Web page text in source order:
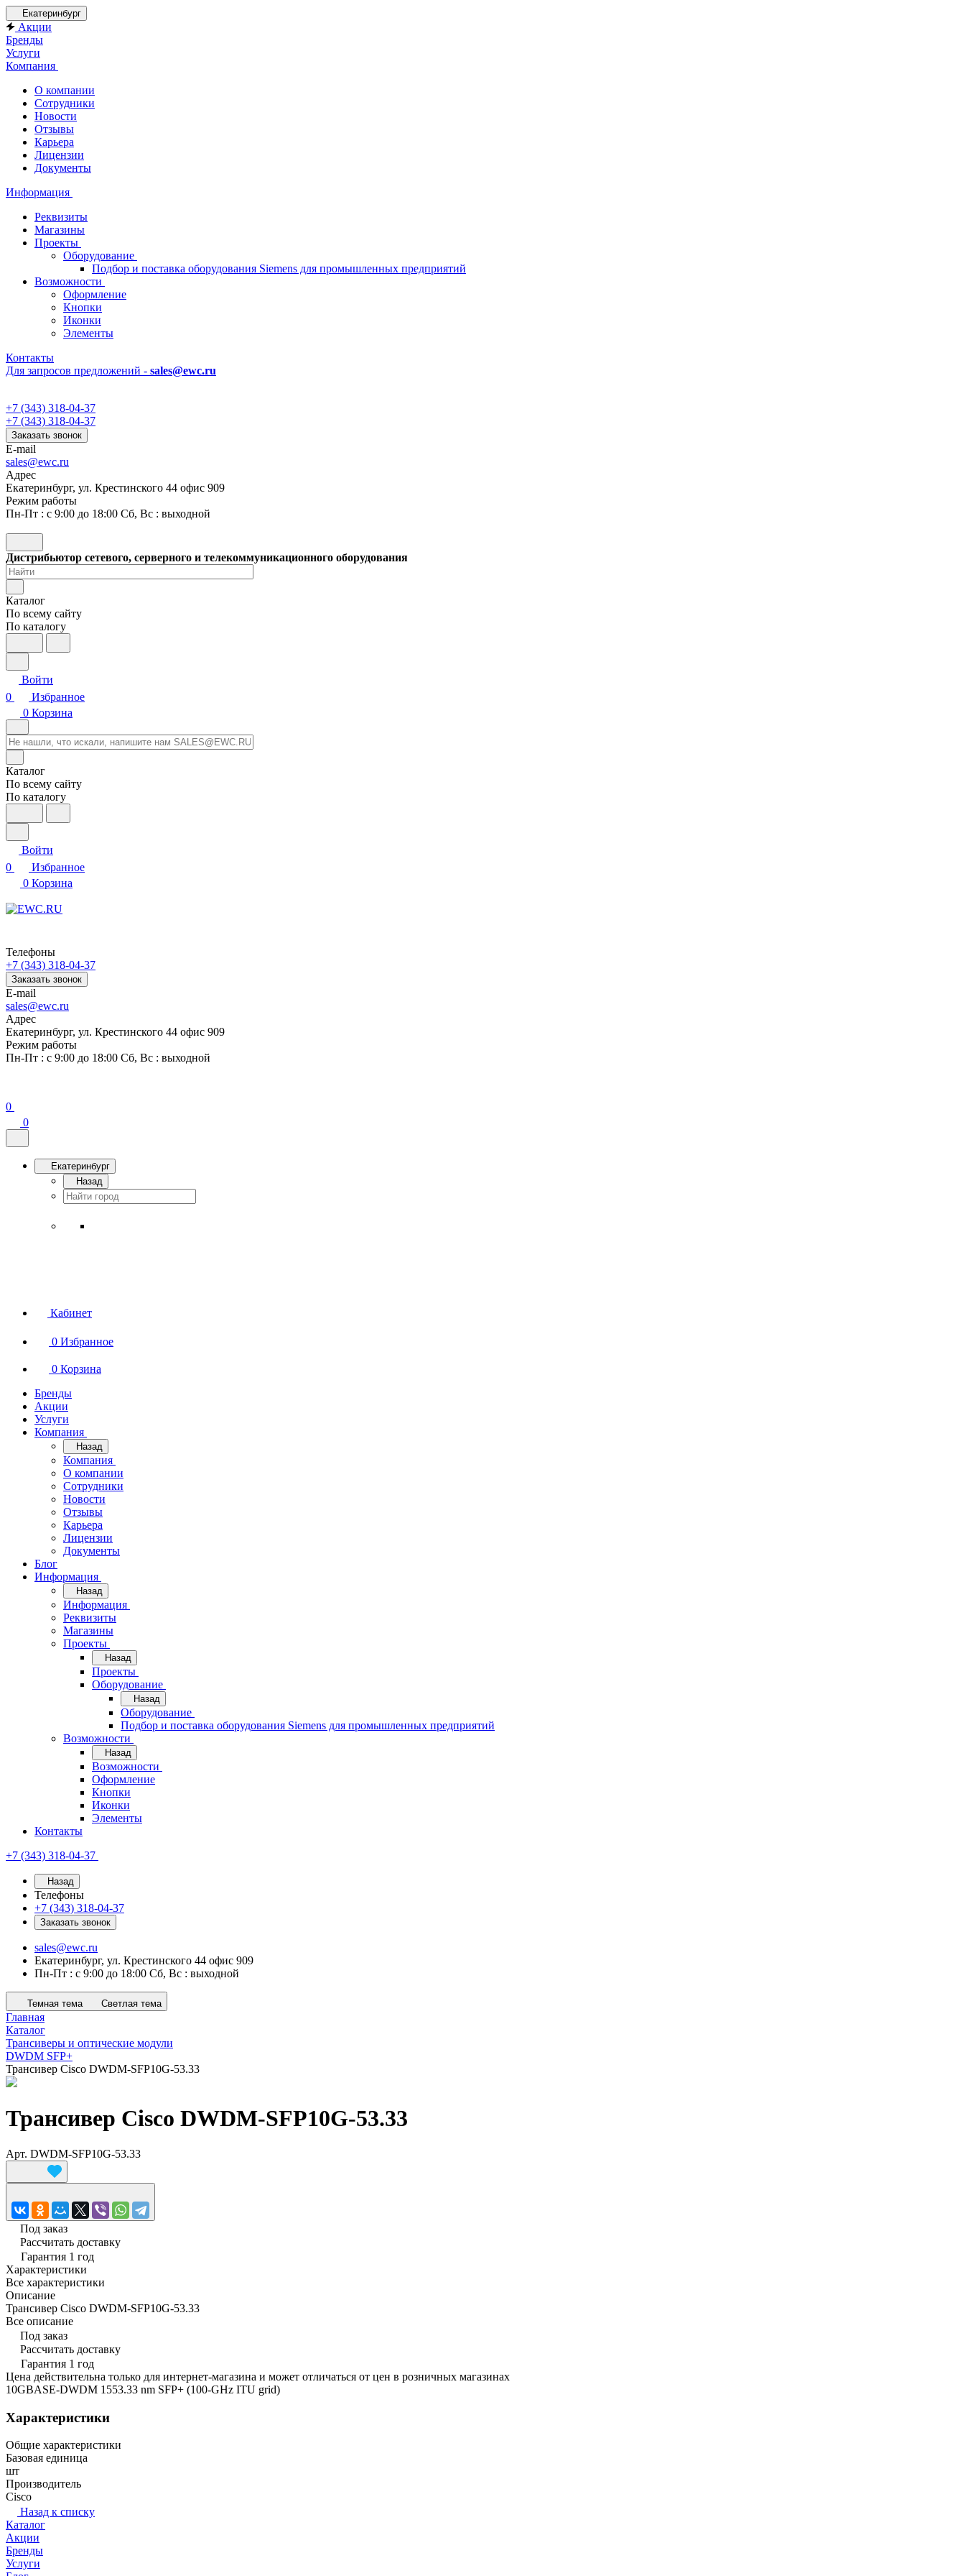
Екатеринбург
Акции
Бренды
Услуги
Компания
О компании
Сотрудники
Новости
Отзывы
Карьера
Лицензии
Документы
Информация
Реквизиты
Магазины
Проекты
Оборудование
Подбор и поставка оборудования Siemens для промышленных предприятий
Возможности
Оформление
Кнопки
Иконки
Элементы
Контакты
Для запросов предложений - sales@ewc.ru
+7 (343) 318-04-37
+7 (343) 318-04-37
Заказать звонок
E-mail
sales@ewc.ru
Адрес
Екатеринбург, ул. Крестинского 44 офис 909
Режим работы
Пн-Пт : с 9:00 до 18:00 Сб, Вс : выходной
Дистрибьютор сетевого, серверного и телекоммуникационного оборудования
Каталог
По всему сайту
По каталогу
Войти
0
Избранное
0 Корзина
Каталог
По всему сайту
По каталогу
Войти
0
Избранное
0 Корзина
Телефоны
+7 (343) 318-04-37
Заказать звонок
E-mail
sales@ewc.ru
Адрес
Екатеринбург, ул. Крестинского 44 офис 909
Режим работы
Пн-Пт : с 9:00 до 18:00 Сб, Вс : выходной
0
0
Екатеринбург
Назад
Кабинет
0 Избранное
0 Корзина
Бренды
Акции
Услуги
Компания
Назад
Компания
О компании
Сотрудники
Новости
Отзывы
Карьера
Лицензии
Документы
Блог
Информация
Назад
Информация
Реквизиты
Магазины
Проекты
Назад
Проекты
Оборудование
Назад
Оборудование
Подбор и поставка оборудования Siemens для промышленных предприятий
Возможности
Назад
Возможности
Оформление
Кнопки
Иконки
Элементы
Контакты
+7 (343) 318-04-37
Назад
Телефоны
+7 (343) 318-04-37
Заказать звонок
sales@ewc.ru
Екатеринбург, ул. Крестинского 44 офис 909
Пн-Пт : с 9:00 до 18:00 Сб, Вс : выходной
Темная тема Светлая тема
Главная
Каталог
Трансиверы и оптические модули
DWDM SFP+
Трансивер Cisco DWDM-SFP10G-53.33
Трансивер Cisco DWDM-SFP10G-53.33
Арт. DWDM-SFP10G-53.33
Под заказ
Рассчитать доставку
Гарантия 1 год
Характеристики
Все характеристики
Описание
Трансивер Cisco DWDM-SFP10G-53.33
Все описание
Под заказ
Рассчитать доставку
Гарантия 1 год
Цена действительна только для интернет-магазина и может отличаться от цен в розничных магазинах
10GBASE-DWDM 1553.33 nm SFP+ (100-GHz ITU grid)
Характеристики
Общие характеристики
Базовая единица
шт
Производитель
Cisco
Назад к списку
Каталог
Акции
Бренды
Услуги